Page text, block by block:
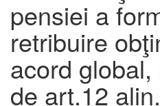
pensiei a
retribuire
acord global,
de art.12